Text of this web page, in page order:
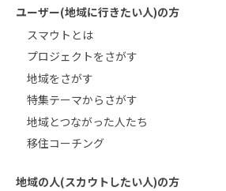
ユーザー(地域に行きたい人)の方
スマウトとは
プロジェクトをさがす
地域をさがす
特集テーマからさがす
地域とつながった人たち
移住コーチング
地域の人(スカウトしたい人)の方